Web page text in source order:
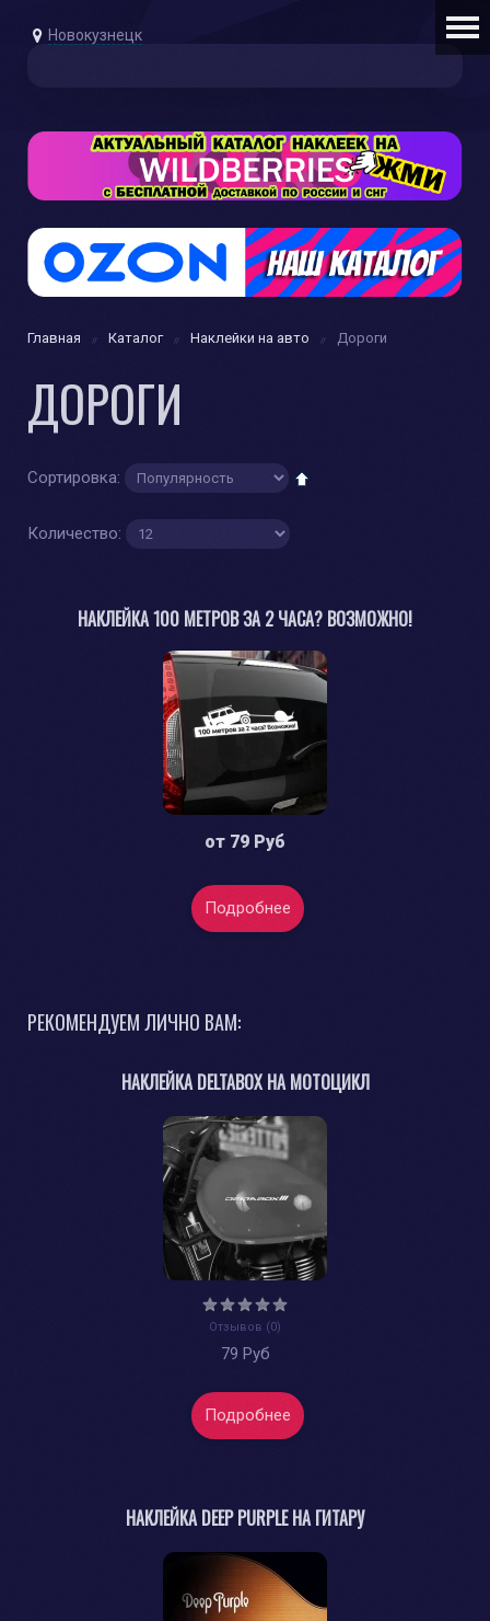
Новокузнецк
Главная Каталог Наклейки на авто Дороги
ДОРОГИ
Сортировка:
Количество:
НАКЛЕЙКА 100 МЕТРОВ ЗА 2 ЧАСА? ВОЗМОЖНО!
от 79 Руб
Подробнее
РЕКОМЕНДУЕМ ЛИЧНО ВАМ:
НАКЛЕЙКА DELTABOX НА МОТОЦИКЛ
Отзывов (0)
79 Руб
Подробнее
НАКЛЕЙКА DEEP PURPLE НА ГИТАРУ